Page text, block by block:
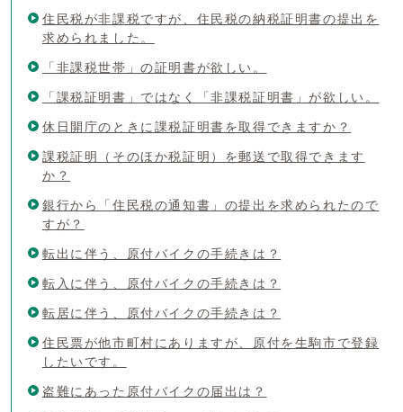
住民税が非課税ですが、住民税の納税証明書の提出を
求められました。
「非課税世帯」の証明書が欲しい。
「課税証明書」ではなく「非課税証明書」が欲しい。
休日開庁のときに課税証明書を取得できますか？
課税証明（そのほか税証明）を郵送で取得できます
か？
銀行から「住民税の通知書」の提出を求められたので
すが？
転出に伴う、原付バイクの手続きは？
転入に伴う、原付バイクの手続きは？
転居に伴う、原付バイクの手続きは？
住民票が他市町村にありますが、原付を生駒市で登録
したいです。
盗難にあった原付バイクの届出は？